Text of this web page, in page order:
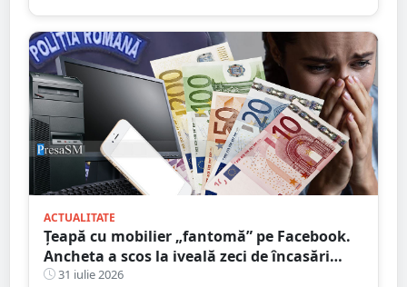
ACTUALITATE
Țeapă cu mobilier „fantomă” pe Facebook.
Ancheta a scos la iveală zeci de încasări
suspecte în conturile femeii condamnate
31 iulie 2026